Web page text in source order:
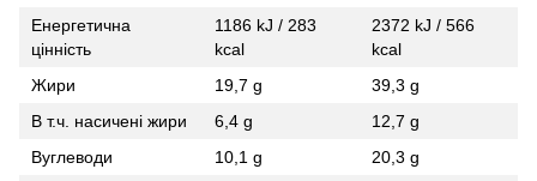
Енергетична
цінність
1186 kJ / 283
kcal
2372 kJ / 566
kcal
Жири
19,7 g
39,3 g
В т.ч. насичені жири
6,4 g
12,7 g
Вуглеводи
10,1 g
20,3 g